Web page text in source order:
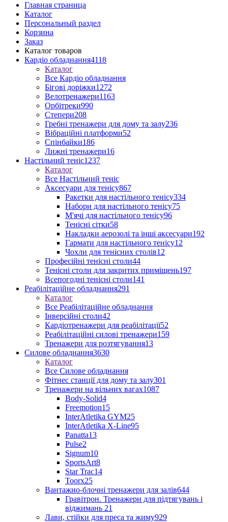
Главная страница
Каталог
Персональный раздел
Корзина
Заказ
Каталог товаров
Кардіо обладнання4118
Каталог
Все Кардіо обладнання
Бігові доріжки1272
Велотренажери1163
Орбітреки990
Степери208
Гребні тренажери для дому та залу236
Вібраційні платформи52
Спінбайки186
Лижні тренажери16
Настільний теніс1237
Каталог
Все Настільний теніс
Аксесуари для тенісу867
Ракетки для настільного тенісу334
Набори для настільного тенісу75
М'ячі для настільного тенісу96
Тенісні сітки58
Накладки аерозолі та інші аксесуари192
Гармати для настільного тенісу12
Чохли для тенісних столів12
Професійні тенісні столи44
Тенісні столи для закритих приміщень197
Всепогодні тенісні столи141
Реабілітаційне обладнання291
Каталог
Все Реабілітаційне обладнання
Інверсійні столи42
Кардіотренажери для реабілітації52
Реабілітаційні силові тренажери159
Тренажери для розтягування13
Силове обладнання3630
Каталог
Все Силове обладнання
Фітнес станції для дому та залу301
Тренажери на вільних вагах1087
Body-Solid4
Freemotion15
InterAtletika GYM25
InterAtletika X-Line95
Panatta13
Pulse2
Signum10
SportsArt8
Star Trac14
Toorx25
Вантажно-блочні тренажери для залів644
Гравітрон. Тренажери для підтягувань і
віджимань 21
Лави, стійки для преса та жиму929